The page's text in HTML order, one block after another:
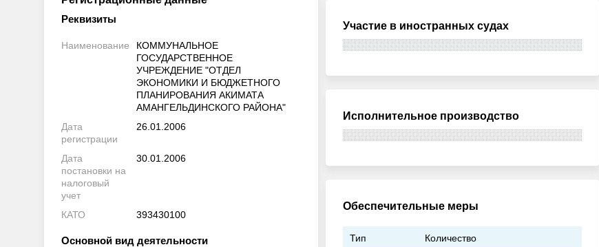
Реквизиты
Наименование
КОММУНАЛЬНОЕ
ГОСУДАРСТВЕННОЕ
УЧРЕЖДЕНИЕ "ОТДЕЛ
ЭКОНОМИКИ И БЮДЖЕТНОГО
ПЛАНИРОВАНИЯ АКИМАТА
АМАНГЕЛЬДИНСКОГО РАЙОНА"
Дата
регистрации
26.01.2006
Дата
постановки на
налоговый
учет
30.01.2006
КАТО 393430100
Основной вид деятельности
Участие в иностранных судах
Исполнительное производство
Обеспечительные меры
Тип Количество